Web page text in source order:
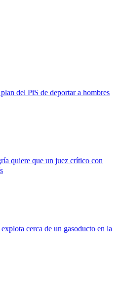
del PiS de deportar a hombres
quiere que un juez crítico con
cerca de un gasoducto en la